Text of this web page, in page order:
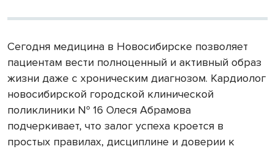
Сегодня медицина в Новосибирске позволяет
пациентам вести полноценный и активный образ
жизни даже с хроническим диагнозом. Кардиолог
новосибирской городской клинической
поликлиники № 16 Олеся Абрамова
подчеркивает, что залог успеха кроется в
простых правилах, дисциплине и доверии к